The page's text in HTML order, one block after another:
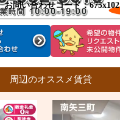
お問い合わせコード：675x102
周辺のオススメ賃貸